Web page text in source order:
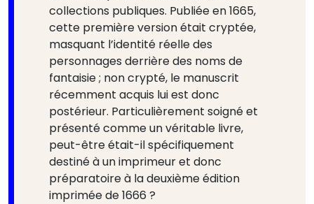
collections publiques. Publiée en 1665,
cette première version était cryptée,
masquant l’identité réelle des
personnages derrière des noms de
fantaisie ; non crypté, le manuscrit
récemment acquis lui est donc
postérieur. Particulièrement soigné et
présenté comme un véritable livre,
peut-être était-il spécifiquement
destiné à un imprimeur et donc
préparatoire à la deuxième édition
imprimée de 1666 ?